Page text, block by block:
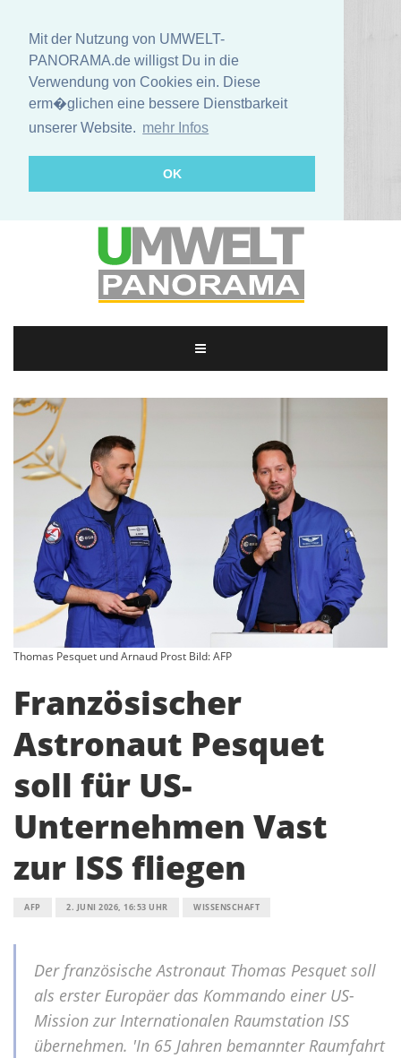
Mit der Nutzung von UMWELT-
PANORAMA.de willigst Du in die
Verwendung von Cookies ein. Diese
erm�glichen eine bessere Dienstbarkeit
unserer Website. mehr Infos
OK
Thomas Pesquet und Arnaud Prost Bild: AFP
Französischer
Astronaut Pesquet
soll für US-
Unternehmen Vast
zur ISS fliegen
AFP 2. JUNI 2026, 16:53 UHR WISSENSCHAFT
Der französische Astronaut Thomas Pesquet soll
als erster Europäer das Kommando einer US-
Mission zur Internationalen Raumstation ISS
übernehmen. 'In 65 Jahren bemannter Raumfahrt